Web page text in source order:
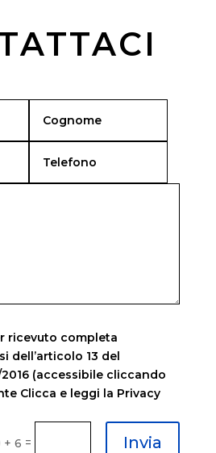
ricevuto completa
dell’articolo 13 del
(accessibile cliccando
Clicca e leggi la Privacy
+ 6 = Invia